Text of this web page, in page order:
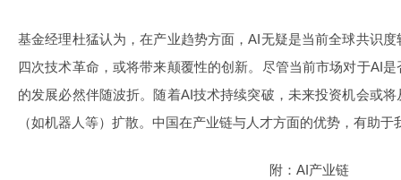
基金经理杜猛认为，在产业趋势方面，AI无疑是当前全球共识
四次技术革命，或将带来颠覆性的创新。尽管当前市场对于AI
的发展必然伴随波折。随着AI技术持续突破，未来投资机会或
（如机器人等）扩散。中国在产业链与人才方面的优势，有助
附：AI产业链